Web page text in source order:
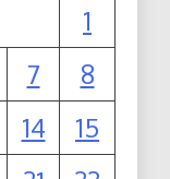
1
7
8
14
15